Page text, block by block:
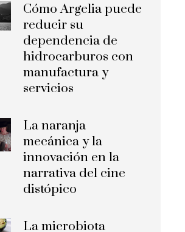
Cómo Argelia puede
reducir su
dependencia de
hidrocarburos con
manufactura y
servicios
La naranja
mecánica y la
innovación en la
narrativa del cine
distópico
La microbiota